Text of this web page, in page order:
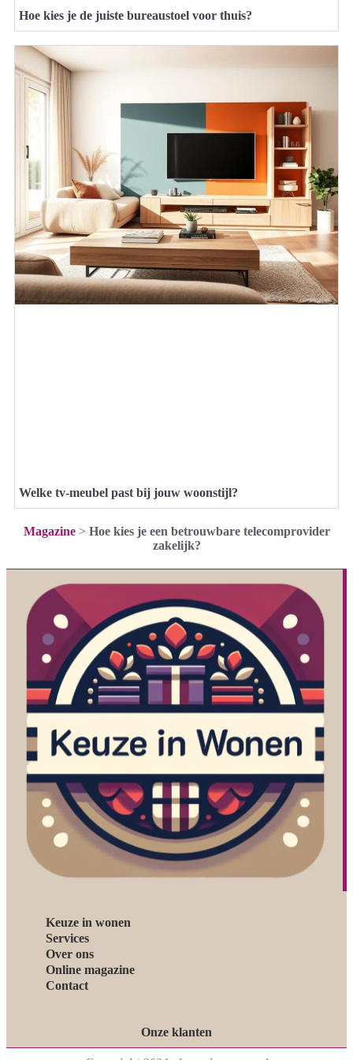
Hoe kies je de juiste bureaustoel voor thuis?
Welke tv-meubel past bij jouw woonstijl?
Magazine> Hoe kies je een betrouwbare telecomprovider
zakelijk?
Keuze in wonen
Services
Over ons
Online magazine
Contact
Onze klanten